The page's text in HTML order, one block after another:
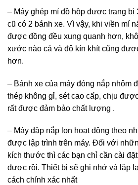
– Máy ghép mí đồ hộp được trang bị
cũ có 2 bánh xe. Vì vậy, khi viền mí
được đồng đều xung quanh hơn,
xước nào cả và độ kín khít cũng
hơn.
– Bánh xe của máy đóng nắp nhôm
thép không gỉ, sét cao cấp, chịu
rất được đảm bảo chất lượng .
– Máy dập nắp lon hoạt động theo
được lập trình trên máy. Đối với
kích thước thì các bạn chỉ cần cài
được rồi. Thiết bị sẽ ghi nhớ và lặp
cách chính xác nhất